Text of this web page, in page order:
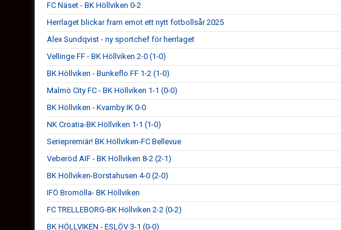
FC Näset - BK Höllviken 0-2
Herrlaget blickar fram emot ett nytt fotbollsår 2025
Alex Sundqvist - ny sportchef för herrlaget
Vellinge FF - BK Höllviken 2-0 (1-0)
BK Höllviken - Bunkeflo FF 1-2 (1-0)
Malmö City FC - BK Höllviken 1-1 (0-0)
BK Höllviken - Kvarnby IK 0-0
NK Croatia-BK Höllviken 1-1 (1-0)
Seriepremiär! BK Höllviken-FC Bellevue
Veberöd AIF - BK Höllviken 8-2 (2-1)
BK Höllviken-Borstahusen 4-0 (2-0)
IFÖ Bromölla- BK Höllviken
FC TRELLEBORG-BK Höllviken 2-2 (0-2)
BK HÖLLVIKEN - ESLÖV 3-1 (0-0)